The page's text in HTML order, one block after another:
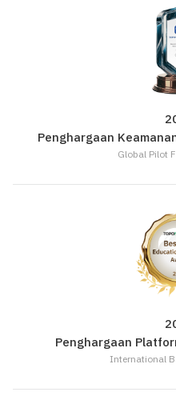
Penghargaan
Global Pilot
Penghargaan
International